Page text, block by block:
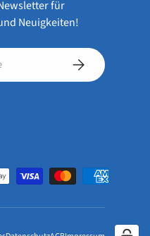
für
Neuigkeiten!
Abonnieren